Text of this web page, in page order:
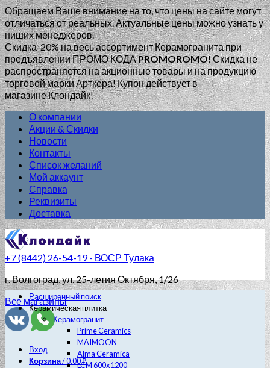
Обращаем Ваше внимание на то, что цены на сайте могут
отличаться от реальных. Актуальные цены можно узнать у
ниших менеджеров.
Скидка-20% на весь ассортимент Керамогранита при
предъявлении ПРОМО КОДАPROMOROMO!Скидка не
распространяется на акционные товары и на продукцию
торговой марки Арткера! Купон действует в
магазине Клондайк!
О компании
Акции & Скидки
Новости
Контакты
Список желаний
Мой аккаунт
Справка
Реквизиты
Доставка
+7 (8442) 26-54-19 - ВОСР Тулака
г. Волгоград, ул. 25-летия Октября, 1/26
Все магазины
Вход
Корзина/0.00₽
Расширенный поиск
Керамическая плитка
Керамогранит
Prime Ceramics
MAIMOON
Alma Ceramica
LCM 600х1200